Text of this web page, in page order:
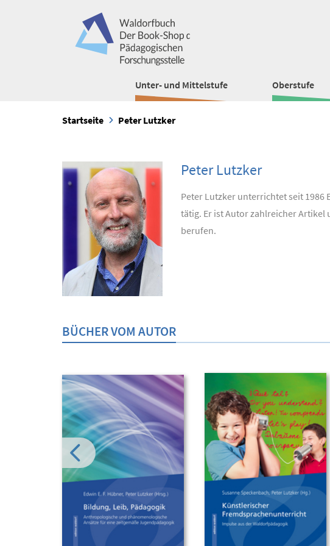
Unter- und Mittelstufe Oberstufe
Startseite Peter Lutzker
Peter Lutzker
Peter Lutzker unterrichtet seit
tätig. Er ist Autor zahlreicher Artikel
berufen.
BÜCHER VOM AUTOR